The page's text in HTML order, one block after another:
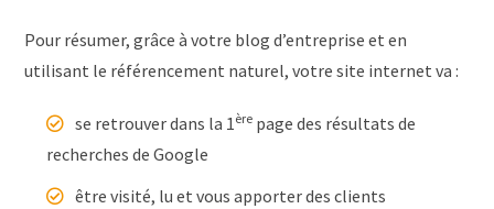
Pour résumer, grâce à votre blog d’entreprise et en
utilisant le référencement naturel, votre site internet va :
se retrouver dans la 1ère page des résultats de
recherches de Google
être visité, lu et vous apporter des clients